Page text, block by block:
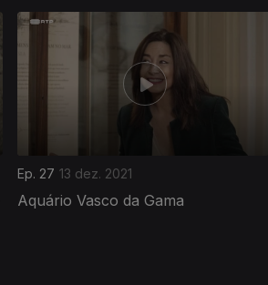
Ep. 27 13 dez. 2021
Aquário Vasco da Gama